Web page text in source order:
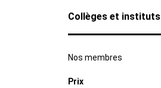
Collèges et instituts
Nos membres
Prix